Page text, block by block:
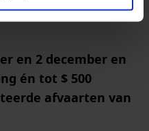
en 2 december en
én tot $ 500
afvaarten van